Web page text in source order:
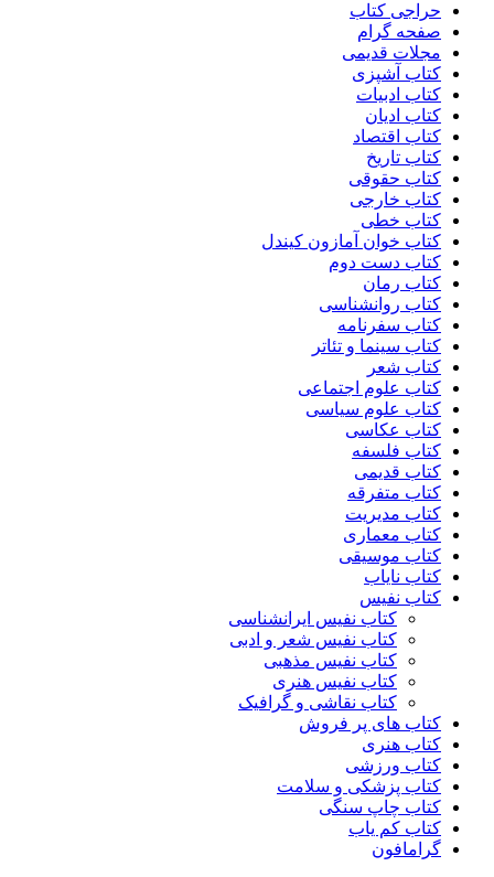
حراجی کتاب
صفحه گرام
مجلات قدیمی
کتاب آشپزی
کتاب ادبیات
کتاب ادیان
کتاب اقتصاد
کتاب تاریخ
کتاب حقوقی
کتاب خارجی
کتاب خطی
کتاب خوان آمازون کیندل
کتاب دست دوم
کتاب رمان
کتاب روانشناسی
کتاب سفرنامه
کتاب سینما و تئاتر
کتاب شعر
کتاب علوم اجتماعی
کتاب علوم سیاسی
کتاب عکاسی
کتاب فلسفه
کتاب قدیمی
کتاب متفرقه
کتاب مدیریت
کتاب معماری
کتاب موسیقی
کتاب نایاب
کتاب نفیس
کتاب نفیس ایرانشناسی
کتاب نفیس شعر و ادبی
کتاب نفیس مذهبی
کتاب نفیس هنری
کتاب نقاشی و گرافیک
کتاب های پر فروش
کتاب هنری
کتاب ورزشی
کتاب پزشکی و سلامت
کتاب چاپ سنگی
کتاب کم یاب
گرامافون